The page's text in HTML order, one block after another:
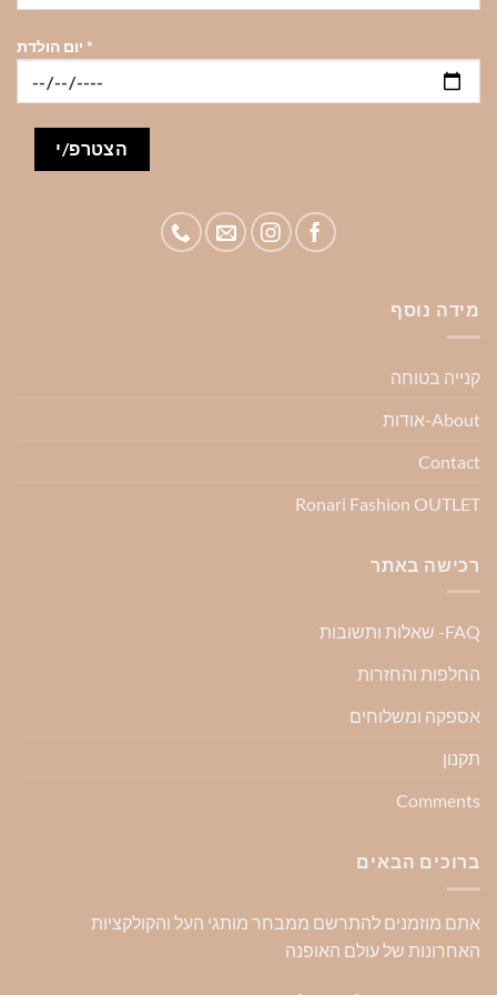
*
מידה נוסף
קנייה בטוחה
About-אודות
Contact
Ronari Fashion OUTLET
רכישה באתר
FAQ- שאלות ותשובות
החלפות והחזרות
אספקה ומשלוחים
תקנון
Comments
ברוכים הבאים
אתם מוזמנים להתרשם ממבחר מותגי העל והקולקציות
האחרונות של עולם האופנה